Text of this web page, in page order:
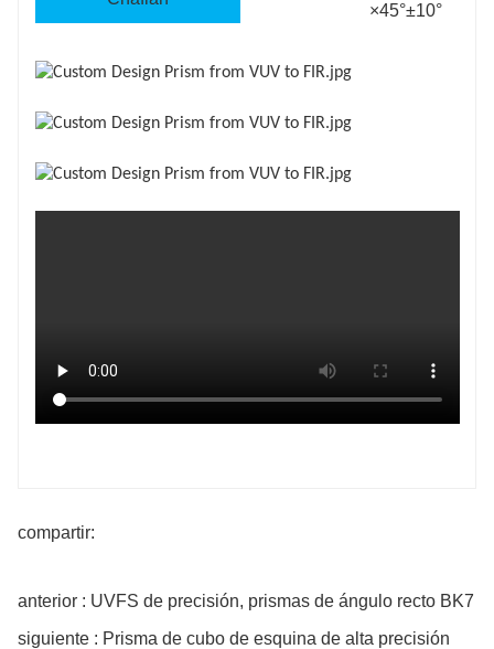
×45°±10°
compartir:
anterior : UVFS de precisión, prismas de ángulo recto BK7
siguiente : Prisma de cubo de esquina de alta precisión